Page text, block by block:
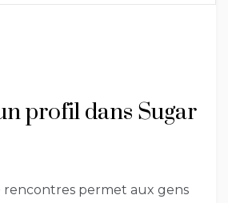
profil dans Sugar
rencontres permet aux gens